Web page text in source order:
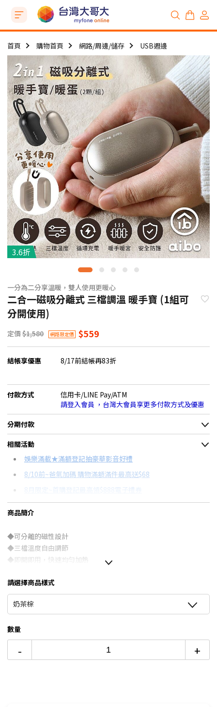
首頁 購物首頁 網路/周邊/儲存 USB週邊
3.6折
一分為二分享溫暖，雙人使用更暖心
二合一磁吸分離式 三檔調溫 暖手寶 (1組可
分開使用)
定價 $1,580 網路限定價 $559
結帳享優惠 8/17前結帳再83折
付款方式
信用卡/LINE Pay/ATM
請登入會員 ，台灣大會員享更多付款方式及優惠
分期付款
＊實際可分期數、適用利率，請以購物車顯示為主
信用卡分期
分期數
24期
每期金額 配合銀行/業者
相關活動
娛樂滿載★滿額登記抽豪華影音好禮
8/10前~爸氣加碼 購物滿額滿件最高送$68
8月限定~首購登記最高領$888電子禮券
台灣大哥大Open Possible聯名卡滿額最高回饋25%
商品簡介
◆可分離的磁性設計
◆三檔溫度自由調節
◆即開即用，快速均勻加熱
◆一分二Type-C充電線，一線雙充
◆充電式設計，重複使用環保又安心
請選擇商品樣式
奶茶棕
數量
- +